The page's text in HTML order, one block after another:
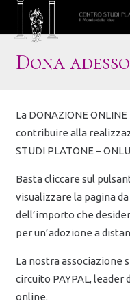
Dona adesso
La DONAZIONE
contribuire alla
STUDI PLATONE –
Basta cliccare sul
visualizzare la pagina
dell’importo che
per un’adozione a
La nostra associazione
circuito PAYPAL,
online.